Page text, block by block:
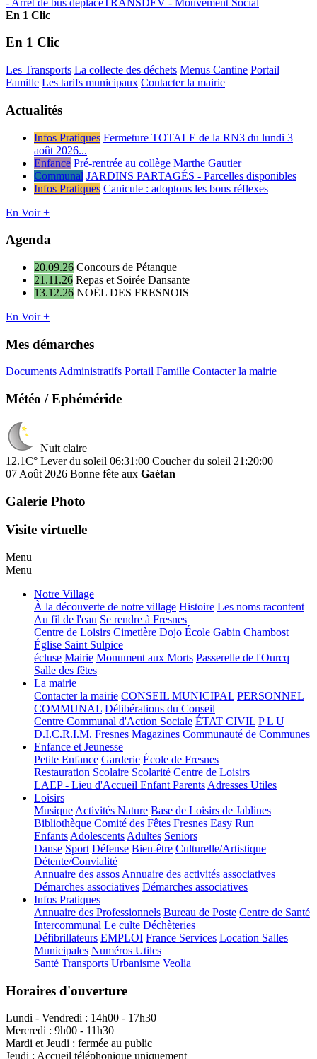
En 1 Clic
En 1 Clic
Les Transports La collecte des déchets Menus Cantine Portail
Famille Les tarifs municipaux Contacter la mairie
Actualités
Infos Pratiques Fermeture TOTALE de la RN3 du lundi 3
août 2026...
Enfance Pré-rentrée au collège Marthe Gautier
Communal JARDINS PARTAGÉS - Parcelles disponibles
Infos Pratiques Canicule : adoptons les bons réflexes
En Voir +
Agenda
20.09.26 Concours de Pétanque
21.11.26 Repas et Soirée Dansante
13.12.26 NOËL DES FRESNOIS
En Voir +
Mes démarches
Documents Administratifs Portail Famille Contacter la mairie
Météo / Ephéméride
Nuit claire
12.1C° Lever du soleil 06:31:00 Coucher du soleil 21:20:00
07 Août 2026 Bonne fête aux Gaétan
Galerie Photo
Visite virtuelle
Menu
Menu
Notre Village
À la découverte de notre village Histoire Les noms racontent
Au fil de l'eau Se rendre à Fresnes
Centre de Loisirs Cimetière Dojo École Gabin Chambost
Église Saint Sulpice
écluse Mairie Monument aux Morts Passerelle de l'Ourcq
Salle des fêtes
La mairie
Contacter la mairie CONSEIL MUNICIPAL PERSONNEL
COMMUNAL Délibérations du Conseil
Centre Communal d'Action Sociale ÉTAT CIVIL P L U
D.I.C.R.I.M. Fresnes Magazines Communauté de Communes
Enfance et Jeunesse
Petite Enfance Garderie École de Fresnes
Restauration Scolaire Scolarité Centre de Loisirs
LAEP - Lieu d'Accueil Enfant Parents Adresses Utiles
Loisirs
Musique Activités Nature Base de Loisirs de Jablines
Bibliothèque Comité des Fêtes Fresnes Easy Run
Enfants Adolescents Adultes Seniors
Danse Sport Défense Bien-être Culturelle/Artistique
Détente/Convialité
Annuaire des assos Annuaire des activités associatives
Démarches associatives Démarches associatives
Infos Pratiques
Annuaire des Professionnels Bureau de Poste Centre de Santé
Intercommunal Le culte Déchèteries
Défibrillateurs EMPLOI France Services Location Salles
Municipales Numéros Utiles
Santé Transports Urbanisme Veolia
Horaires d'ouverture
Lundi - Vendredi : 14h00 - 17h30
Mercredi : 9h00 - 11h30
Mardi et Jeudi : fermée au public
Jeudi : Accueil téléphonique uniquement